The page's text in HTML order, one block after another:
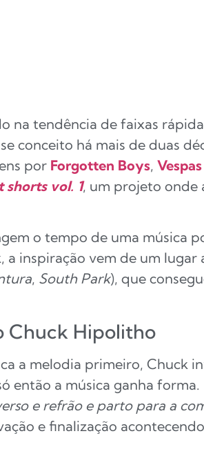
na tendência de faixas
conceito há mais de duas
por Forgotten Boys,
shorts vol. 1, um projeto onde
o tempo de uma música
inspiração vem de um lugar
, South Park), que
Chuck Hipolitho
a melodia primeiro, Chuck
então a música ganha forma.
e refrão e parto para a
e finalização